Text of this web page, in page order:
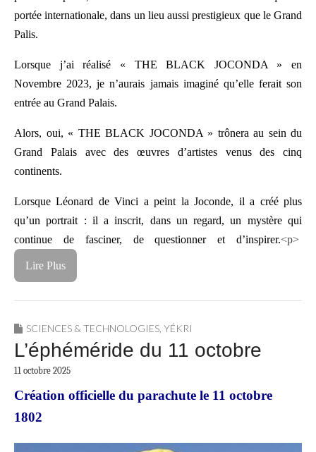
portée internationale, dans un lieu aussi prestigieux que le Grand
Palis.
Lorsque j’ai réalisé « THE BLACK JOCONDA » en
Novembre 2023, je n’aurais jamais imaginé qu’elle ferait son
entrée au Grand Palais.
Alors, oui, « THE BLACK JOCONDA » trônera au sein du
Grand Palais avec des œuvres d’artistes venus des cinq
continents.
Lorsque Léonard de Vinci a peint la Joconde, il a créé plus
qu’un portrait : il a inscrit, dans un regard, un mystère qui
continue de fasciner, de questionner et d’inspirer.<p>
Lire Plus
SCIENCES & TECHNOLOGIES YÉKRI
L’éphéméride du 11 octobre
11 octobre 2025
Création officielle du parachute le 11 octobre
1802